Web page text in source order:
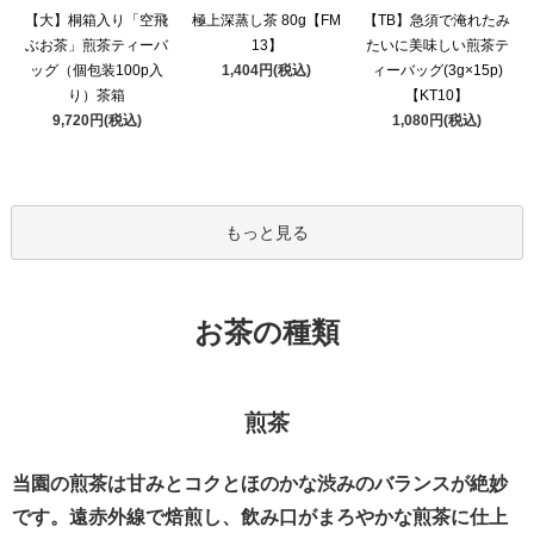
【大】桐箱入り「空飛
ぶお茶」煎茶ティーバ
ッグ（個包装100p入
り）茶箱
9,720円(税込)
極上深蒸し茶 80g【FM
13】
1,404円(税込)
【TB】急須で淹れたみ
たいに美味しい煎茶テ
ィーバッグ(3g×15p)
【KT10】
1,080円(税込)
もっと見る
お茶の種類
煎茶
当園の煎茶は甘みとコクとほのかな渋みのバランスが絶妙
です。遠赤外線で焙煎し、飲み口がまろやかな煎茶に仕上